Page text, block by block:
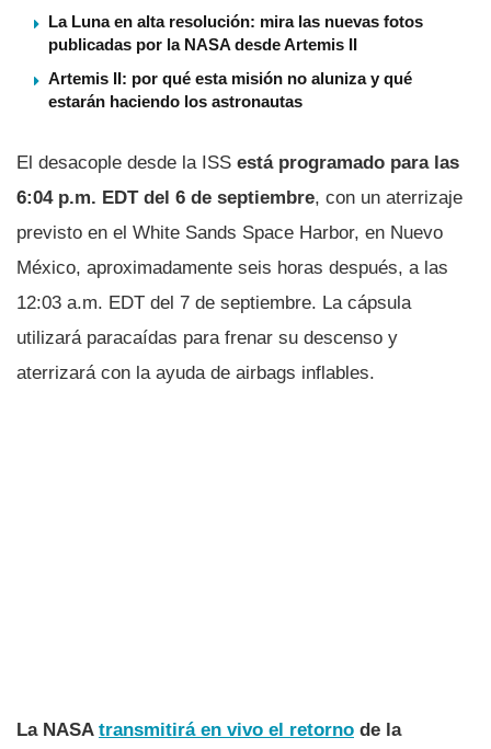
La Luna en alta resolución: mira las nuevas fotos
publicadas por la NASA desde Artemis II
Artemis II: por qué esta misión no aluniza y qué
estarán haciendo los astronautas
El desacople desde la ISS está programado para las
6:04 p.m. EDT del 6 de septiembre, con un aterrizaje
previsto en el White Sands Space Harbor, en Nuevo
México, aproximadamente seis horas después, a las
12:03 a.m. EDT del 7 de septiembre. La cápsula
utilizará paracaídas para frenar su descenso y
aterrizará con la ayuda de airbags inflables.
La NASA transmitirá en vivo el retorno de la